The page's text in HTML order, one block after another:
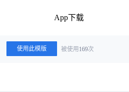
App下载
使用此模版 被使用 169次